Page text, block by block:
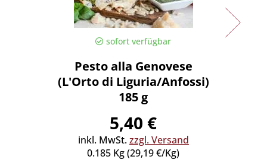
sofort verfügbar
Pesto alla Genovese
(L'Orto di Liguria/Anfossi)
185 g
5,40 €
inkl. MwSt.zzgl. Versand
0.185 Kg (29,19 €/Kg)